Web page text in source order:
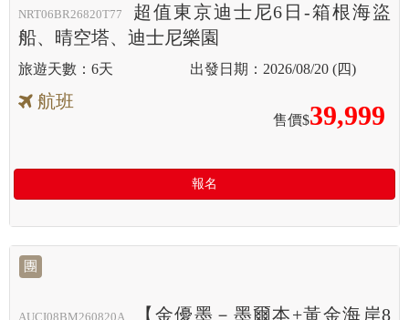
NRT06BR26820T77
超值東京迪士尼6日-箱根海盜
船、晴空塔、迪士尼樂園
6天 2026/08/20 (四)
航班
售價$39,999
報名
團
AUCI08BM260820A
【金優墨－墨爾本+黃金海岸8